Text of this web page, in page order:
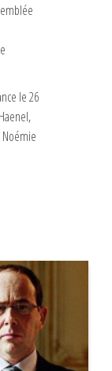
le 26